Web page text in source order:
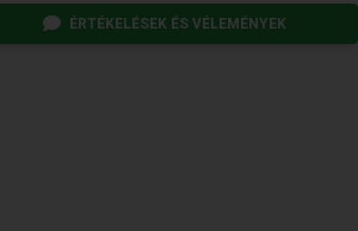
ÉRTÉKELÉSEK ÉS VÉLEMÉNYEK